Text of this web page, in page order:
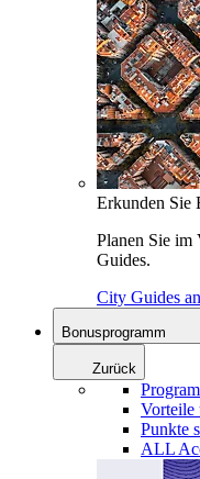
Erkunden Sie
Planen Sie im
Guides.
City Guides
Bonusprogramm
Zurück
Vorteile
Punkte
ALL